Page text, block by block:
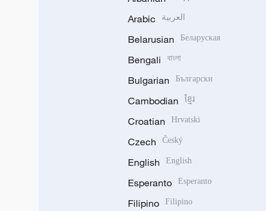
Arabic العربية
Belarusian Беларуская
Bengali বাংলা
Bulgarian Български
Cambodian ខ្មែរ
Croatian Hrvatski
Czech Český
English English
Esperanto Esperanto
Filipino Filipino